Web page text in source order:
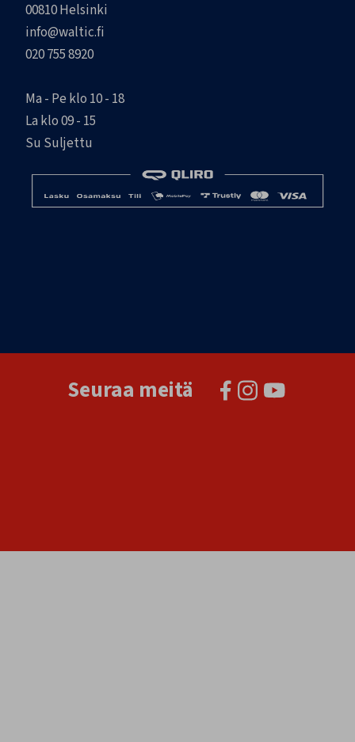
00810 Helsinki
info@waltic.fi
020 755 8920
Ma - Pe klo 10 - 18
La klo 09 - 15
Su Suljettu
Seuraa meitä